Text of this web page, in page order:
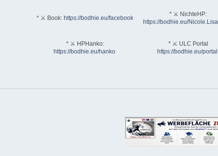
* ⚔ Book: https://bodhie.eu/facebook
* ⚔ NichteHP:
https://bodhie.eu/
* ⚔ HPHanko:
https://bodhie.eu/hanko
* ⚔ ULC Portal
https://bodhie.eu/portal